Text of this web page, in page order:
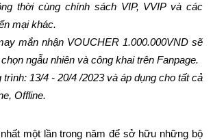
thời cùng chính sách VIP, VVIP và các
mại khác.
mắn nhận VOUCHER 1.000.000VND sẽ
ngẫu nhiên và công khai trên Fanpage.
13/4 - 20/4 /2023 và áp dụng cho tất cả
Offline.
một lần trong năm để sở hữu những bộ